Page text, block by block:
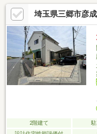
ご覧ください■月々のお支払
月々１１９，７４５円（ボ
い、弊社提携銀行・変動金
ルサイトなどに掲載されて
きづらい事なども、お気軽
でご連絡下さい。
埼玉県三郷市彦
2階建て